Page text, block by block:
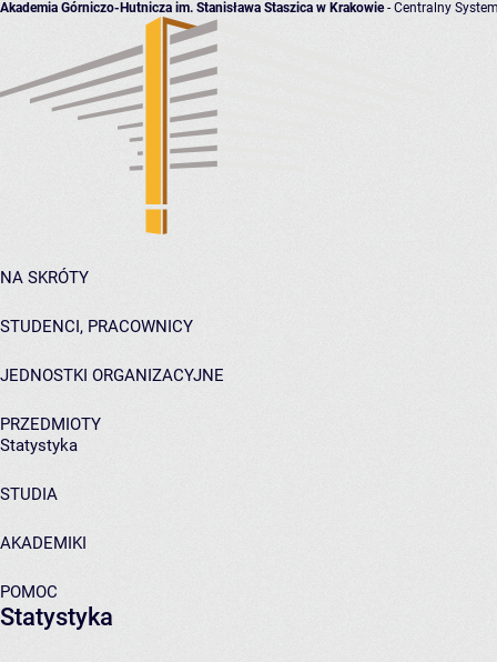
Akademia Górniczo-Hutnicza im. Stanisława Staszica w Krakowie- Centralny
NA SKRÓTY
STUDENCI, PRACOWNICY
JEDNOSTKI ORGANIZACYJNE
PRZEDMIOTY
Statystyka
STUDIA
AKADEMIKI
POMOC
Statystyka